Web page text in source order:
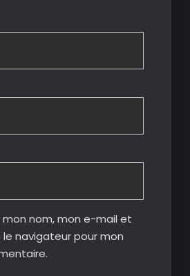
mon nom, mon e-mail et
navigateur pour mon